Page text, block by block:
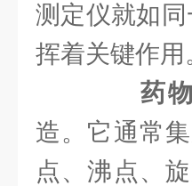
测定仪就如
挥着关键作用
药
造。它通常
点、沸点、